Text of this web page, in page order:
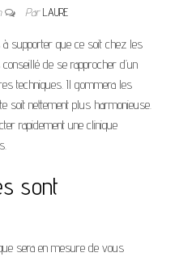
ParLAURE
supporter que ce soit chez les
de se rapprocher d’un
techniques. Il gommera les
soit nettement plus harmonieuse.
rapidement une clinique
sont
sera en mesure de vous